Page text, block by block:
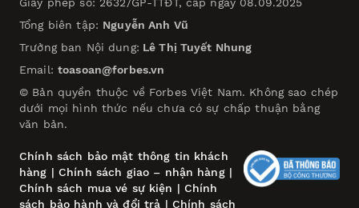
Giấy phép số: 2632/GP-TTĐT, cấp ngày 08.09.2025
Tổng biên tập: Nguyễn Anh Vũ
Trưởng ban Nội dung: Lê Thị Tuyết Nhung
Email: toasoan@forbes.vn
© Bản quyền thuộc về Forbes Việt Nam. Không sao chép
dưới mọi hình thức nếu chưa có sự chấp thuận bằng
văn bản.
Chính sách bảo mật thông tin khách
hàng | Chính sách giao – nhận hàng|
Chính sách mua vé sự kiện | Chính
sách bảo hành và đổi trả | Chính sách